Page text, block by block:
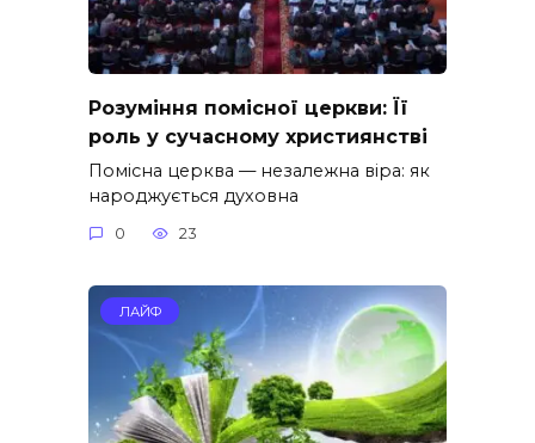
Розуміння помісної церкви: Її
роль у сучасному християнстві
Помісна церква — незалежна віра: як
народжується духовна
0 23
ЛАЙФ